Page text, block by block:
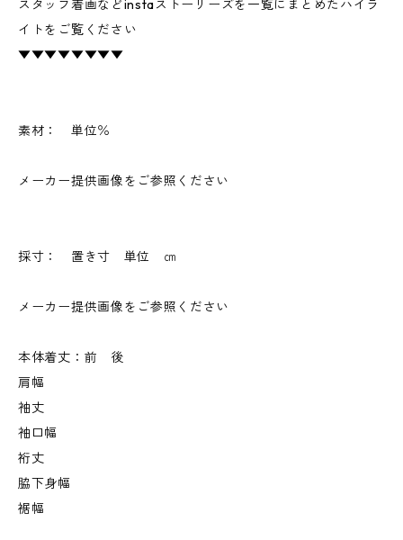
スタッフ着画などinstaストーリーズを一覧にまとめたハイラ
イトをご覧ください
▼▼▼▼▼▼▼▼
素材： 単位％
メーカー提供画像をご参照ください
採寸： 置き寸 単位 ㎝
メーカー提供画像をご参照ください
本体着丈：前 後
肩幅
袖丈
袖口幅
裄丈
脇下身幅
裾幅